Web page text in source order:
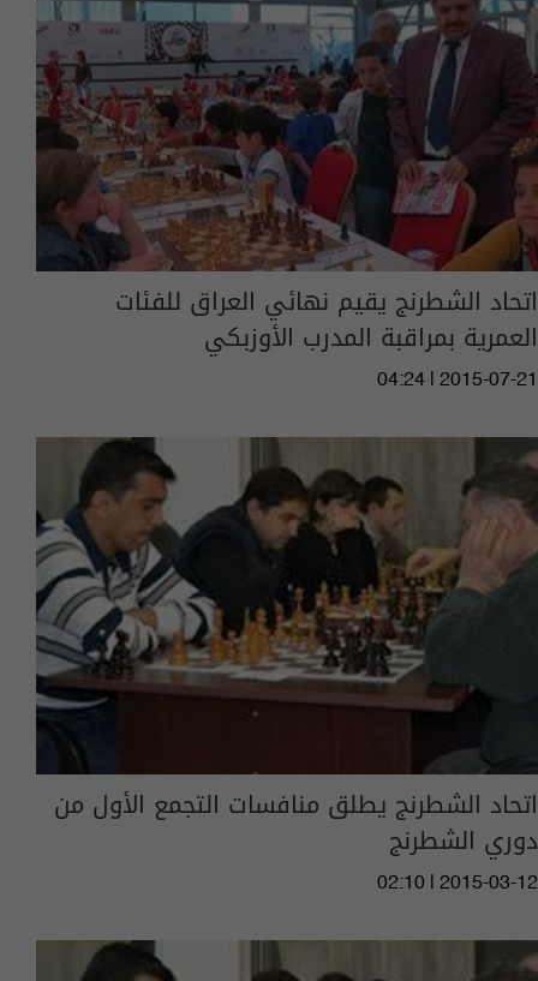
اتحاد الشطرنج يقيم نهائي العراق للفئات
العمرية بمراقبة المدرب الأوزبكي
04:24 | 2015-07-21
اتحاد الشطرنج يطلق منافسات التجمع الأول من
دوري الشطرنج
02:10 | 2015-03-12